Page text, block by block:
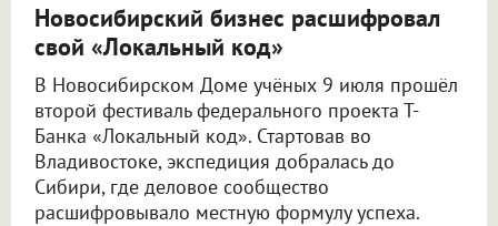
Новосибирский бизнес расшифровал
свой «Локальный код»
В Новосибирском Доме учёных 9 июля прошёл
второй фестиваль федерального проекта Т-
Банка «Локальный код». Стартовав во
Владивостоке, экспедиция добралась до
Сибири, где деловое сообщество
расшифровывало местную формулу успеха.